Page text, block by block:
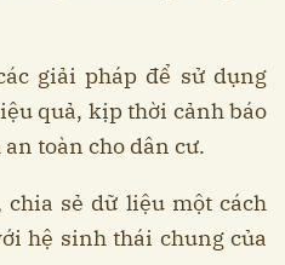
giải pháp để sử dụng
quả, kịp thời cảnh báo
toàn cho dân cư.
sẻ dữ liệu một cách
hệ sinh thái chung của